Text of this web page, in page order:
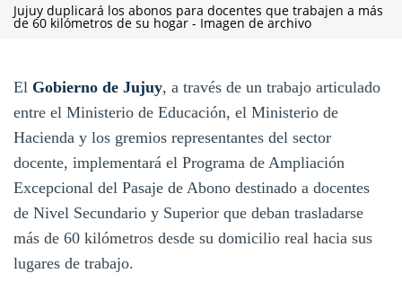
Jujuy duplicará los abonos para docentes que trabajen a más
de 60 kilómetros de su hogar - Imagen de archivo
El Gobierno de Jujuy, a través de un trabajo articulado
entre el Ministerio de Educación, el Ministerio de
Hacienda y los gremios representantes del sector
docente, implementará el Programa de Ampliación
Excepcional del Pasaje de Abono destinado a docentes
de Nivel Secundario y Superior que deban trasladarse
más de 60 kilómetros desde su domicilio real hacia sus
lugares de trabajo.